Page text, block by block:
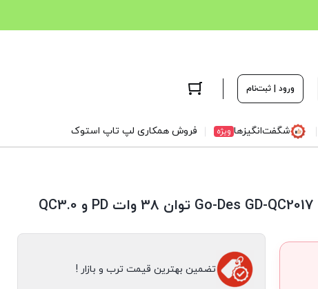
ورود | ثبت‌نام
شگفت‌انگیزها ویژه فروش همکاری لپ تاپ استوک
تضمین بهترین قیمت ترب و بازار !